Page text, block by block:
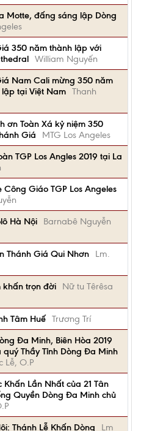
Motte, đấng sáng lập Dòng
350 năm thành lập với
William Nguyến
Nam Cali mừng 350 năm
tại Việt Nam Thanh
ơn Toàn Xá kỷ niệm 350
Giá
MTG Los Angeles
TGP Los Angles 2019 tại La
Giáo TGP Los Angeles
Hà Nội
Barnabê Nguyễn
Thánh Giá Qui Nhơn
Lm.
khấn trọn đời
Nữ tu Têrêsa
Tâm Huế Trương Trí
Đa Minh, Biên Hòa 2019
Thầy Tỉnh Dòng Đa Minh
Lễ, O.P
Lần Nhất của 21 Tân
Quyền Dòng Đa Minh chủ
Thánh Lễ Khấn Dòng
Lm